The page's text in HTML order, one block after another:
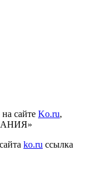
сайте Ko.ru,
ko.ru ссылка